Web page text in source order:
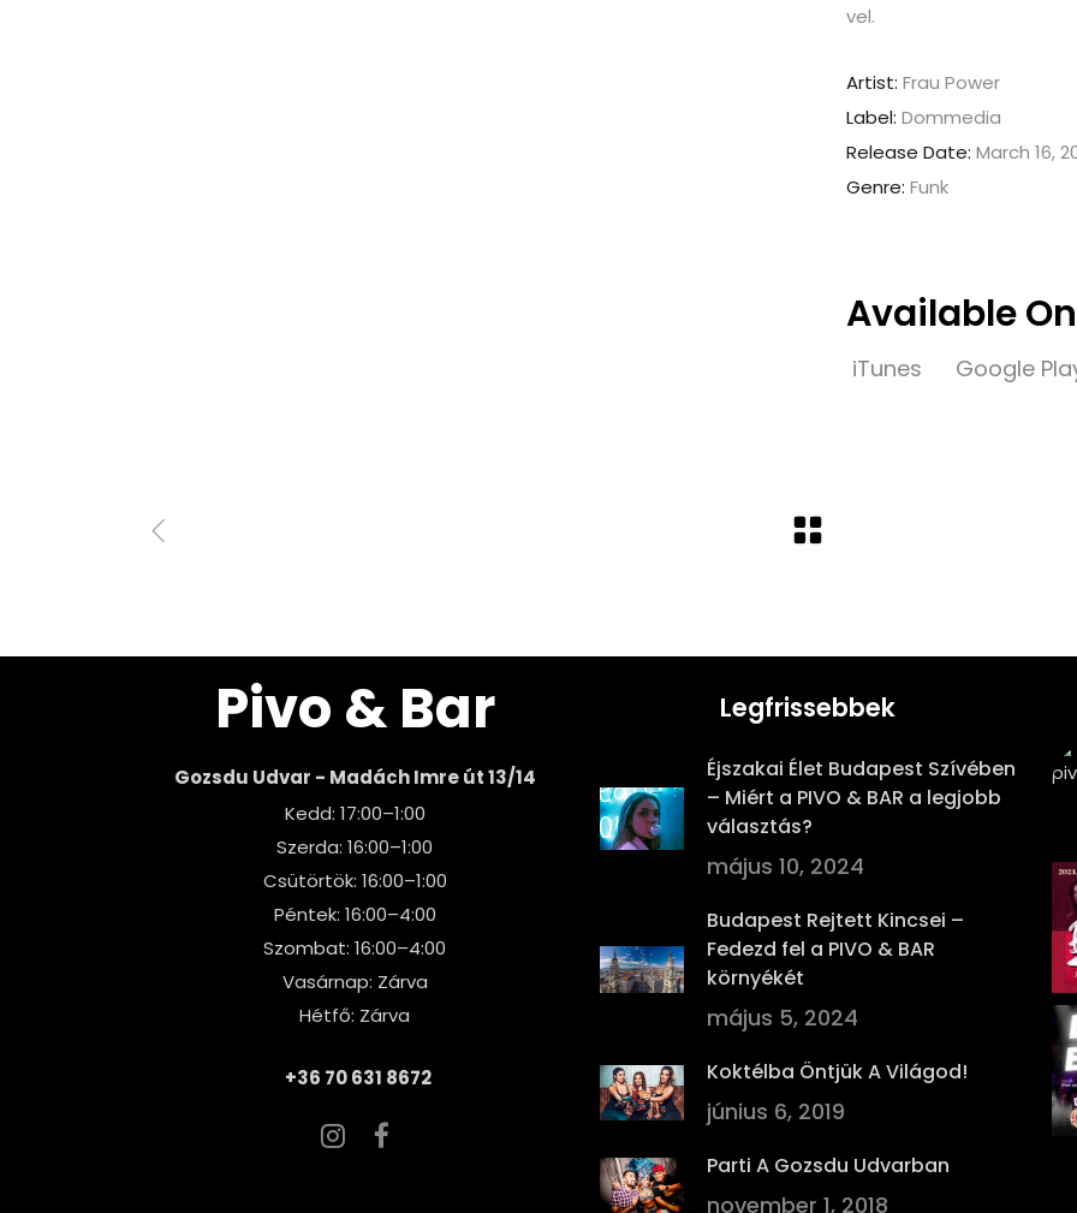
vel.
Artist: Frau Power
Label: Dommedia
Release Date: March 16,
Genre: Funk
Available On
iTunes Google
Pivo & Bar
Gozsdu Udvar - Madách Imre út 13/14
Kedd: 17:00–1:00
Szerda: 16:00–1:00
Csütörtök: 16:00–1:00
Péntek: 16:00–4:00
Szombat: 16:00–4:00
Vasárnap: Zárva
Hétfő: Zárva
+36 70 631 8672
Legfrissebbek
Éjszakai Élet Budapest Szívében
– Miért a PIVO & BAR a legjobb
választás?
május 10, 2024
Budapest Rejtett Kincsei –
Fedezd fel a PIVO & BAR
környékét
május 5, 2024
Koktélba Öntjük A Világod!
június 6, 2019
Parti A Gozsdu Udvarban
november 1, 2018